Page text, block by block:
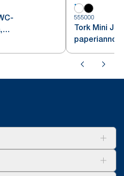
555000
Tork Mini